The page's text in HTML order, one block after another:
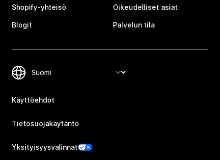
Shopify-yhteisö
Blogit
Oikeudelliset asiat
Palvelun tila
Käyttöehdot
Tietosuojakäytäntö
Yksityisyysvalinnat